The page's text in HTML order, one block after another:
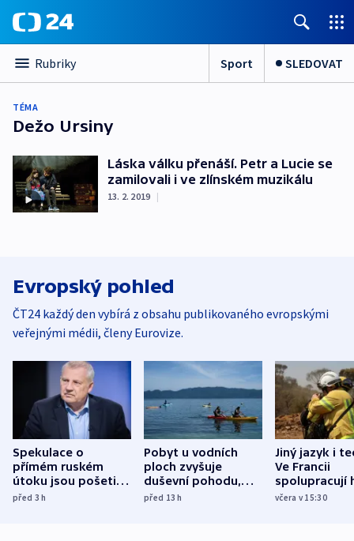
Rubriky Sport SLEDOVAT
TÉMA
Dežo Ursiny
Láska válku přenáší. Petr a Lucie se
zamilovali i ve zlínském muzikálu
13. 2. 2019 |
Evropský pohled
ČT24 každý den vybírá z obsahu publikovaného evropskými
veřejnými médii, členy Eurovize.
Spekulace o
přímém ruském
útoku jsou pošetilé,
míní estonský
před 3h
Pobyt u vodních
ploch zvyšuje
duševní pohodu,
ukázala
před 13h
Jiný jazyk i
Ve Francii
spolupracují
různých zemí
včera v 15:30